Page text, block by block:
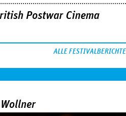
Postwar Cinema
ALLE FESTIVALBERICHTE